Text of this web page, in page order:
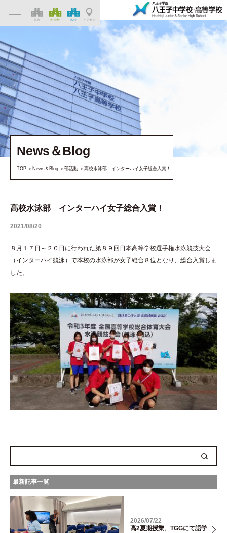
News＆Blog
TOP News＆Blog 部活動 高校水泳部 インターハイ女子総合入賞！
高校水泳部 インターハイ女子総合入賞！
2021/08/20
８月１７日～２０日に行われた第８９回日本高等学校選手権水泳競技大会
（インターハイ競泳）で本校の水泳部が女子総合８位となり、総合入賞しま
した。
最新記事一覧
2026/07/22
高2夏期授業、TGGにて語学